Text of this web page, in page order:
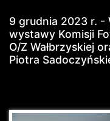
9 grudnia 2023 r. -
wystawy Komisji
O/Z Wałbrzyskiej
Piotra